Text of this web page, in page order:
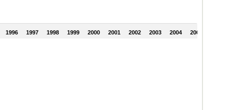
1996 1997 1998 1999 2000 2001 2002 2003 2004 2005